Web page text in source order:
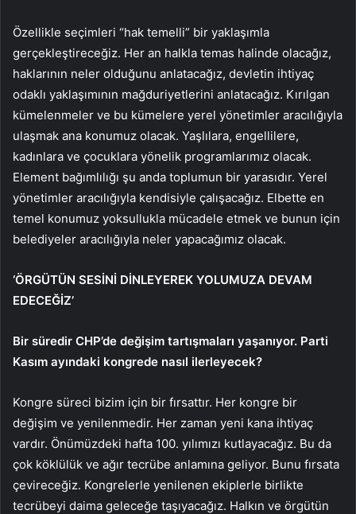
Özellikle seçimleri “hak temelli” bir yaklaşımla
gerçekleştireceğiz. Her an halkla temas halinde olacağız,
haklarının neler olduğunu anlatacağız, devletin ihtiyaç
odaklı yaklaşımının mağduriyetlerini anlatacağız. Kırılgan
kümelenmeler ve bu kümelere yerel yönetimler aracılığıyla
ulaşmak ana konumuz olacak. Yaşlılara, engellilere,
kadınlara ve çocuklara yönelik programlarımız olacak.
Element bağımlılığı şu anda toplumun bir yarasıdır. Yerel
yönetimler aracılığıyla kendisiyle çalışacağız. Elbette en
temel konumuz yoksullukla mücadele etmek ve bunun için
belediyeler aracılığıyla neler yapacağımız olacak.
‘ÖRGÜTÜN SESİNİ DİNLEYEREK YOLUMUZA DEVAM
EDECEĞİZ’
Bir süredir CHP’de değişim tartışmaları yaşanıyor. Parti
Kasım ayındaki kongrede nasıl ilerleyecek?
Kongre süreci bizim için bir fırsattır. Her kongre bir
değişim ve yenilenmedir. Her zaman yeni kana ihtiyaç
vardır. Önümüzdeki hafta 100. yılımızı kutlayacağız. Bu da
çok köklülük ve ağır tecrübe anlamına geliyor. Bunu fırsata
çevireceğiz. Kongrelerle yenilenen ekiplerle birlikte
tecrübeyi daima geleceğe taşıyacağız. Halkın ve örgütün